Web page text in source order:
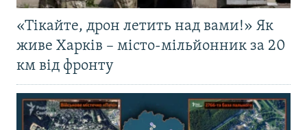
«Тікайте, дрон летить над вами!» Як
живе Харків – місто-мільйонник за 20
км від фронту